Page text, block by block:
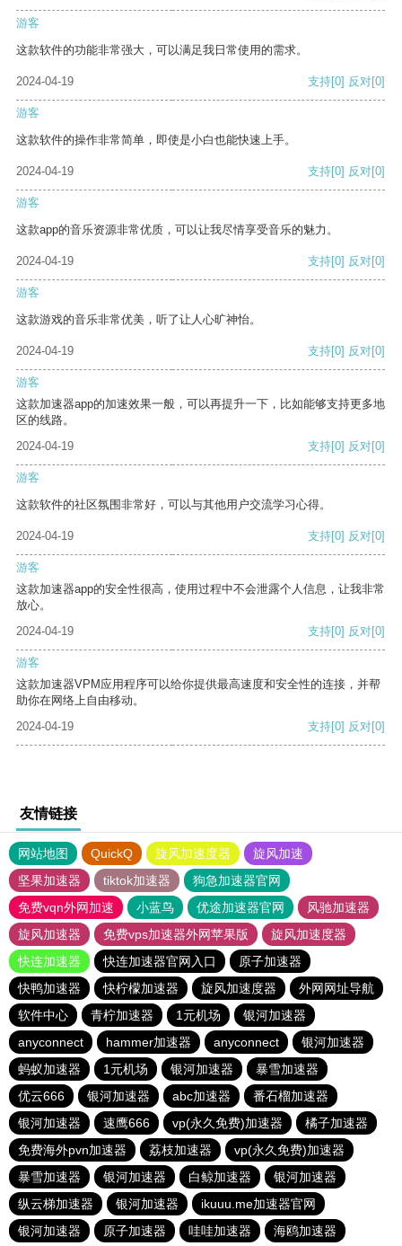
游客
这款软件的功能非常强大，可以满足我日常使用的需求。
2024-04-19 支持[0] 反对[0]
游客
这款软件的操作非常简单，即使是小白也能快速上手。
2024-04-19 支持[0] 反对[0]
游客
这款app的音乐资源非常优质，可以让我尽情享受音乐的魅力。
2024-04-19 支持[0] 反对[0]
游客
这款游戏的音乐非常优美，听了让人心旷神怡。
2024-04-19 支持[0] 反对[0]
游客
这款加速器app的加速效果一般，可以再提升一下，比如能够支持更多地
区的线路。
2024-04-19
支持[0] 反对[0]
游客
这款软件的社区氛围非常好，可以与其他用户交流学习心得。
2024-04-19 支持[0] 反对[0]
游客
这款加速器app的安全性很高，使用过程中不会泄露个人信息，让我非常
放心。
2024-04-19
支持[0] 反对[0]
游客
这款加速器VPM应用程序可以给你提供最高速度和安全性的连接，并帮
助你在网络上自由移动。
2024-04-19
支持[0] 反对[0]
友情链接
网站地图 QuickQ 旋风加速度器
旋风加速
坚果加速器
tiktok加速器
狗急加速器官网
免费vqn外网加速
小蓝鸟 优途加速器官网
风驰加速器
旋风加速器
免费vps加速器外网苹果版
旋风加速度器
快连加速器
快连加速器官网入口
原子加速器
快鸭加速器
快柠檬加速器 旋风加速度器
外网网址导航
软件中心
青柠加速器 1元机场
银河加速器
anyconnect
hammer加速器 anyconnect
银河加速器
蚂蚁加速器
1元机场 银河加速器
暴雪加速器
优云666
银河加速器 abc加速器
番石榴加速器
银河加速器
速鹰666 vp(永久免费)加速器
橘子加速器
免费海外pvn加速器
荔枝加速器
vp(永久免费)加速器
暴雪加速器
银河加速器 白鲸加速器
银河加速器
纵云梯加速器
银河加速器
ikuuu.me加速器官网
银河加速器
原子加速器 哇哇加速器 海鸥加速器